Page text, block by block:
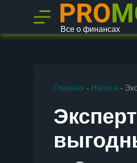
е
Все о финансах
Главная - Налоги -